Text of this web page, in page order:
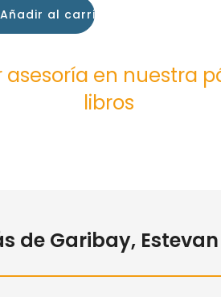
Añadir al carrito
en nuestra
libros
de Garibay,